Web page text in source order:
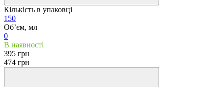
Кількість в упаковці
150
Обʼєм, мл
0
В наявності
395 грн
474 грн